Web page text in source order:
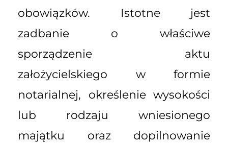
obowiązków. Istotne jest
zadbanie o właściwe
sporządzenie aktu
założycielskiego w formie
notarialnej, określenie wysokości
lub rodzaju wniesionego
majątku oraz dopilnowanie